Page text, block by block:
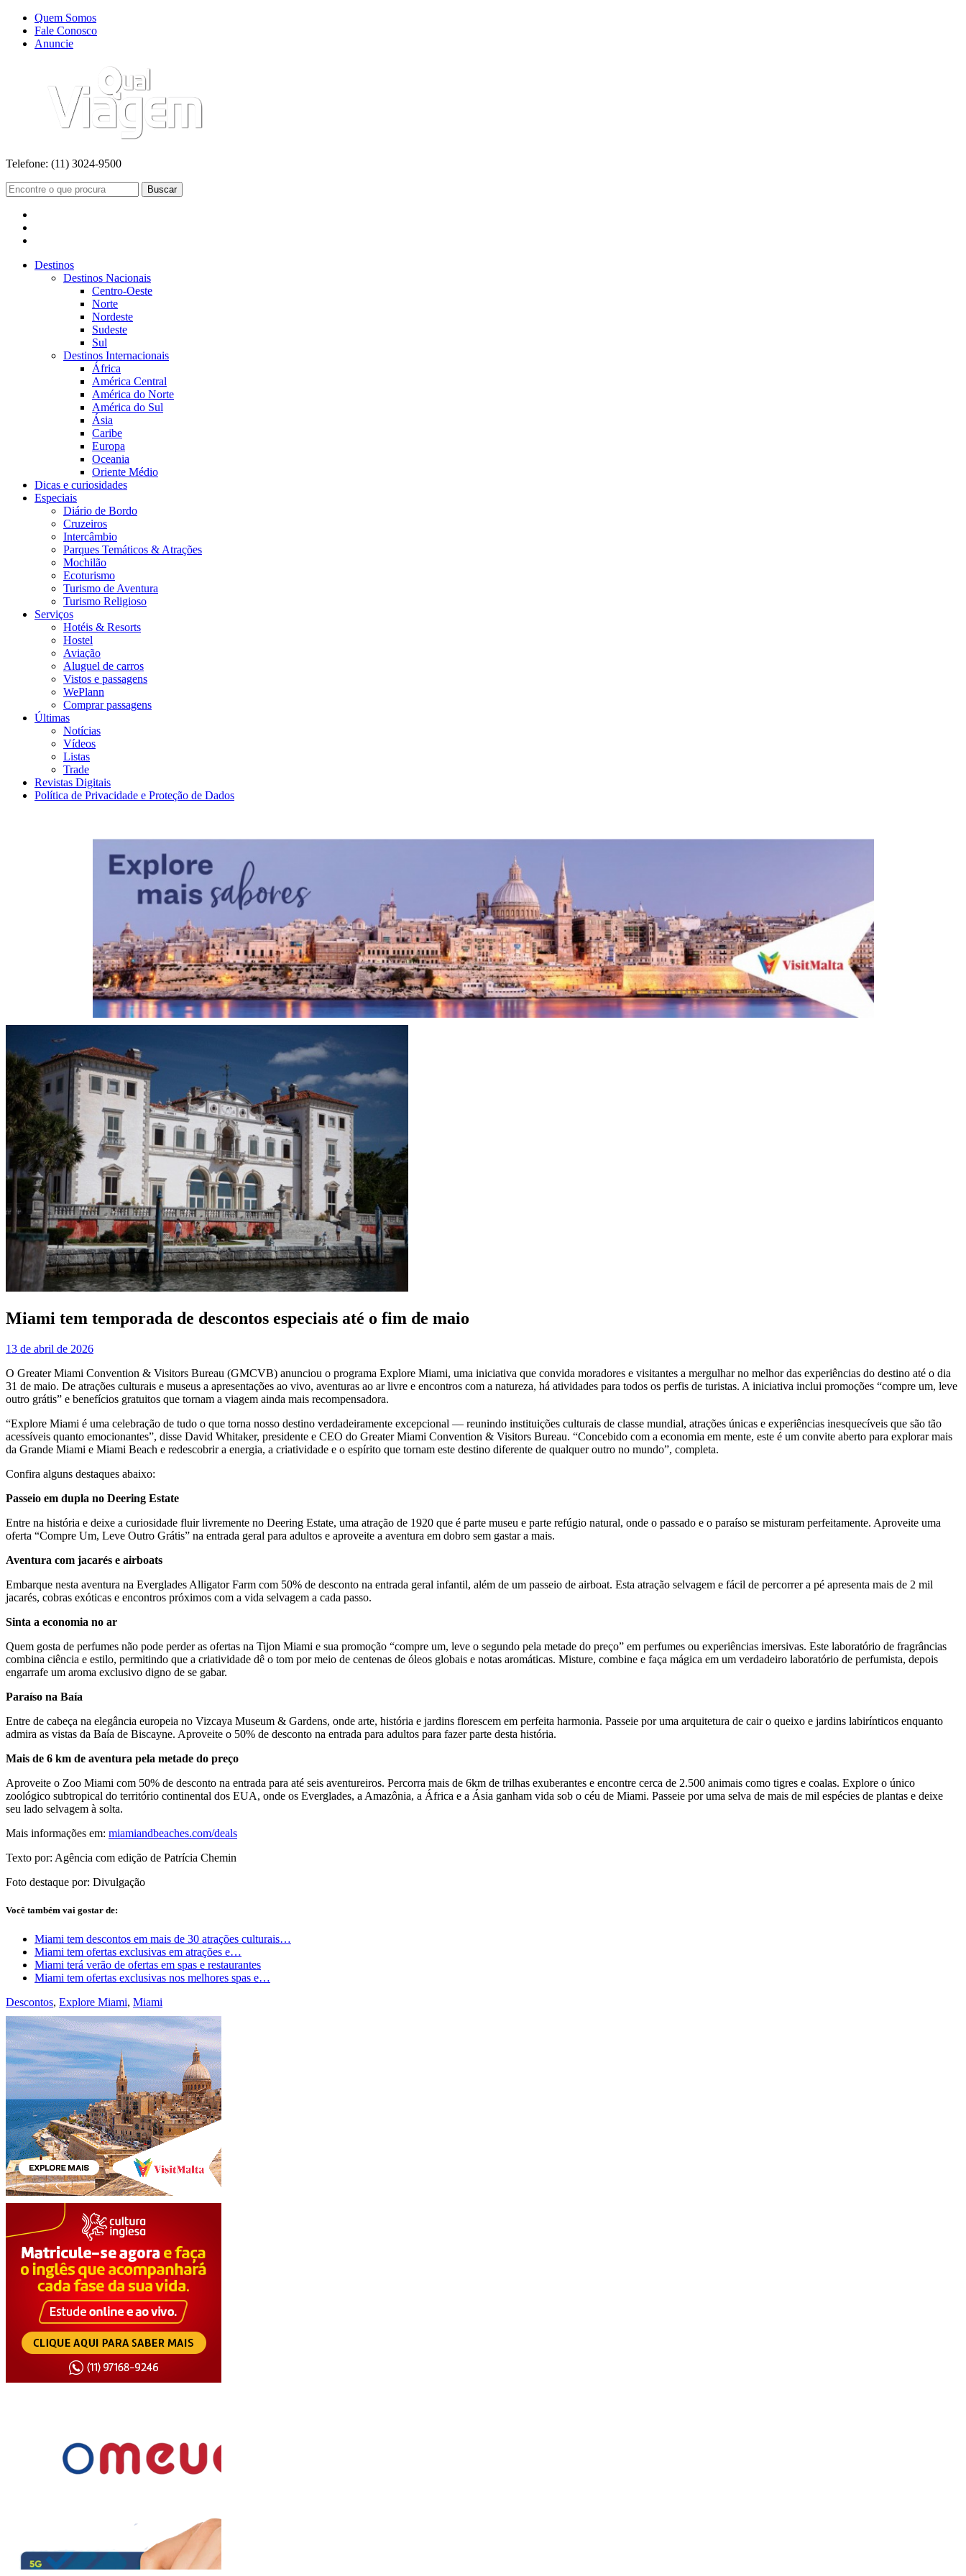
Quem Somos
Fale Conosco
Anuncie
Telefone: (11) 3024-9500
Buscar
Destinos
Destinos Nacionais
Centro-Oeste
Norte
Nordeste
Sudeste
Sul
Destinos Internacionais
África
América Central
América do Norte
América do Sul
Ásia
Caribe
Europa
Oceania
Oriente Médio
Dicas e curiosidades
Especiais
Diário de Bordo
Cruzeiros
Intercâmbio
Parques Temáticos & Atrações
Mochilão
Ecoturismo
Turismo de Aventura
Turismo Religioso
Serviços
Hotéis & Resorts
Hostel
Aviação
Aluguel de carros
Vistos e passagens
WePlann
Comprar passagens
Últimas
Notícias
Vídeos
Listas
Trade
Revistas Digitais
Política de Privacidade e Proteção de Dados
Miami tem temporada de descontos especiais até o fim de maio
13 de abril de 2026
O Greater Miami Convention & Visitors Bureau (GMCVB) anunciou o programa Explore Miami, uma iniciativa que convida moradores e visitantes a mergulhar no melhor das experiências do destino até o dia
31 de maio. De atrações culturais e museus a apresentações ao vivo, aventuras ao ar livre e encontros com a natureza, há atividades para todos os perfis de turistas. A iniciativa inclui promoções “compre um, leve
outro grátis” e benefícios gratuitos que tornam a viagem ainda mais recompensadora.
“Explore Miami é uma celebração de tudo o que torna nosso destino verdadeiramente excepcional — reunindo instituições culturais de classe mundial, atrações únicas e experiências inesquecíveis que são tão
acessíveis quanto emocionantes”, disse David Whitaker, presidente e CEO do Greater Miami Convention & Visitors Bureau. “Concebido com a economia em mente, este é um convite aberto para explorar mais
da Grande Miami e Miami Beach e redescobrir a energia, a criatividade e o espírito que tornam este destino diferente de qualquer outro no mundo”, completa.
Confira alguns destaques abaixo:
Passeio em dupla no Deering Estate
Entre na história e deixe a curiosidade fluir livremente no Deering Estate, uma atração de 1920 que é parte museu e parte refúgio natural, onde o passado e o paraíso se misturam perfeitamente. Aproveite uma
oferta “Compre Um, Leve Outro Grátis” na entrada geral para adultos e aproveite a aventura em dobro sem gastar a mais.
Aventura com jacarés e airboats
Embarque nesta aventura na Everglades Alligator Farm com 50% de desconto na entrada geral infantil, além de um passeio de airboat. Esta atração selvagem e fácil de percorrer a pé apresenta mais de 2 mil
jacarés, cobras exóticas e encontros próximos com a vida selvagem a cada passo.
Sinta a economia no ar
Quem gosta de perfumes não pode perder as ofertas na Tijon Miami e sua promoção “compre um, leve o segundo pela metade do preço” em perfumes ou experiências imersivas. Este laboratório de fragrâncias
combina ciência e estilo, permitindo que a criatividade dê o tom por meio de centenas de óleos globais e notas aromáticas. Misture, combine e faça mágica em um verdadeiro laboratório de perfumista, depois
engarrafe um aroma exclusivo digno de se gabar.
Paraíso na Baía
Entre de cabeça na elegância europeia no Vizcaya Museum & Gardens, onde arte, história e jardins florescem em perfeita harmonia. Passeie por uma arquitetura de cair o queixo e jardins labirínticos enquanto
admira as vistas da Baía de Biscayne. Aproveite o 50% de desconto na entrada para adultos para fazer parte desta história.
Mais de 6 km de aventura pela metade do preço
Aproveite o Zoo Miami com 50% de desconto na entrada para até seis aventureiros. Percorra mais de 6km de trilhas exuberantes e encontre cerca de 2.500 animais como tigres e coalas. Explore o único
zoológico subtropical do território continental dos EUA, onde os Everglades, a Amazônia, a África e a Ásia ganham vida sob o céu de Miami. Passeie por uma selva de mais de mil espécies de plantas e deixe
seu lado selvagem à solta.
Mais informações em: miamiandbeaches.com/deals
Texto por: Agência com edição de Patrícia Chemin
Foto destaque por: Divulgação
Você também vai gostar de:
Miami tem descontos em mais de 30 atrações culturais…
Miami tem ofertas exclusivas em atrações e…
Miami terá verão de ofertas em spas e restaurantes
Miami tem ofertas exclusivas nos melhores spas e…
Descontos, Explore Miami, Miami